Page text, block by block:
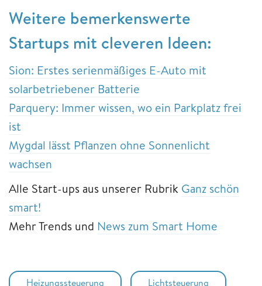
Weitere bemerkenswerte
Startups mit cleveren Ideen:
Sion: Erstes serienmäßiges E-Auto mit
solarbetriebener Batterie
Parquery: Immer wissen, wo ein Parkplatz frei
ist
Mygdal lässt Pflanzen ohne Sonnenlicht
wachsen
Alle Start-ups aus unserer Rubrik Ganz schön
smart!
Mehr Trends und News zum Smart Home
Heizungssteuerung Lichtsteuerung